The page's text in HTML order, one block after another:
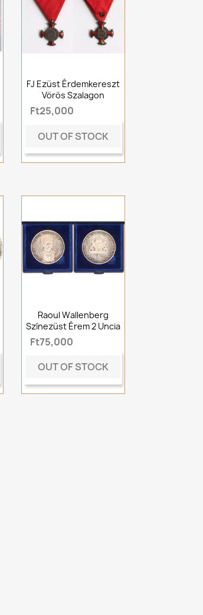
FJ Ezüst Érdemkereszt
Vörös Szalagon
Ft25,000
OUT OF STOCK
Raoul Wallenberg
Színezüst Érem 2 Uncia
Ft75,000
OUT OF STOCK